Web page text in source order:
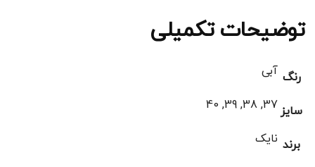
توضیحات تکمیلی
رنگ آبی
سایز37, 38, 39, 40
برند نایک